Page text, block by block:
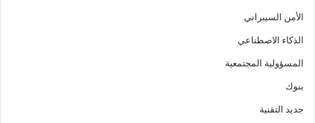
الأمن السيبراني
الذكاء الاصطناعي
المسؤولية المجتمعية
بنوك
جديد التقنية